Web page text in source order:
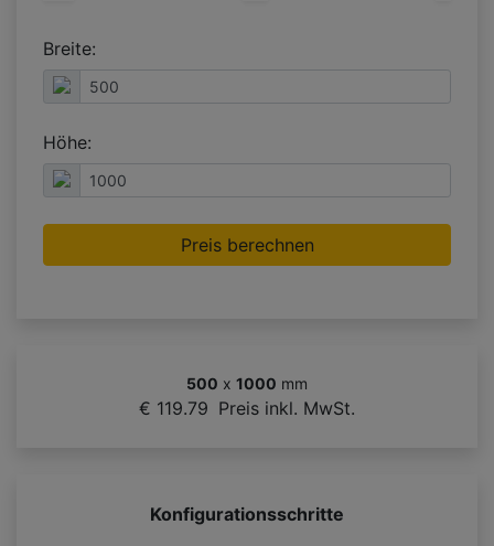
Breite:
Höhe:
Preis berechnen
500 x 1000 mm
€ 119.79 Preis inkl. MwSt.
Konfigurationsschritte